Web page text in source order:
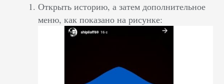
Открыть историю, а затем дополнительное
меню, как показано на рисунке: